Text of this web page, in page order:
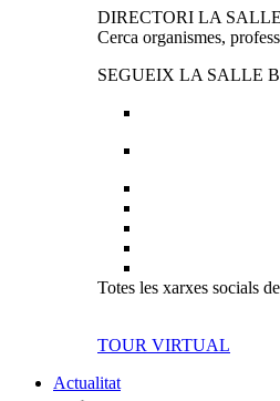
DIRECTORI LA
Cerca organismes,
SEGUEIX LA SALLE
Totes les xarxes socials
TOUR VIRTUAL
Actualitat